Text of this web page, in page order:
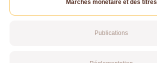
Marchés monétaire et des titres
Publications